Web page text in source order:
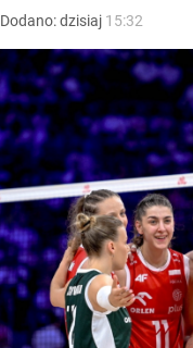
Dodano:dzisiaj 15:32